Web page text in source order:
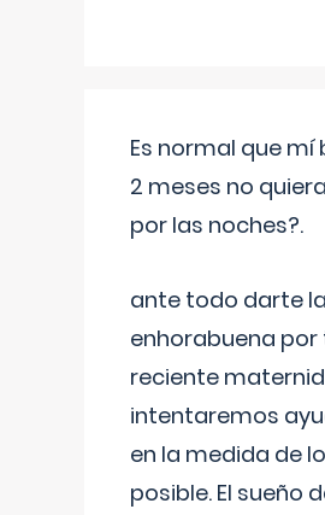
Es normal que mí
2 meses no
por las noches?.
ante todo darte la
enhorabuena por
reciente
intentaremos
en la medida de lo
posible. El sueño